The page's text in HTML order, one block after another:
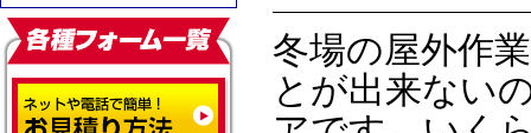
冬場の屋外作
とが出来ない